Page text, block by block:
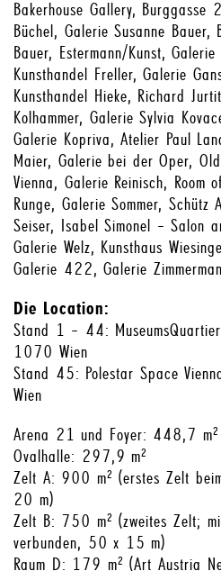
Bakerhouse Gallery, Burggasse
Büchel, Galerie Susanne
Bauer, Estermann/Kunst, Galerie
Kunsthandel Freller, Galerie
Kunsthandel Hieke, Richard
Kolhammer, Galerie Sylvia
Galerie Kopriva, Atelier Paul
Maier, Galerie bei der Oper,
Vienna, Galerie Reinisch, Room
Runge, Galerie Sommer, Schütz
Seiser, Isabel Simonel – Salon
Galerie Welz, Kunsthaus
Galerie 422, Galerie
Die Location:
Stand 1 – 44:
1070 Wien
Stand 45: Polestar Space
Wien
Arena 21 und Foyer: 448,7 m²
Ovalhalle: 297,9 m²
Zelt A: 900 m² (erstes Zelt
20 m)
Zelt B: 750 m² (zweites Zelt;
verbunden, 50 x 15 m)
Raum D: 179 m² (Art Austria